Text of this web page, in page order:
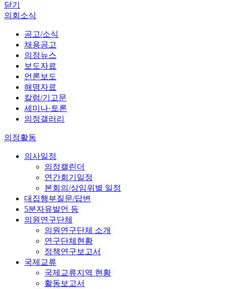
닫기
의회소식
공고/소식
채용공고
의정뉴스
보도자료
언론보도
해명자료
칼럼/기고문
세미나·토론
의정갤러리
의정활동
의사일정
의정캘린더
연간회기일정
본회의/상임위별 일정
대집행부질문/답변
5분자유발언 등
의원연구단체
의원연구단체 소개
연구단체현황
정책연구보고서
국제교류
국제교류지역 현황
활동보고서